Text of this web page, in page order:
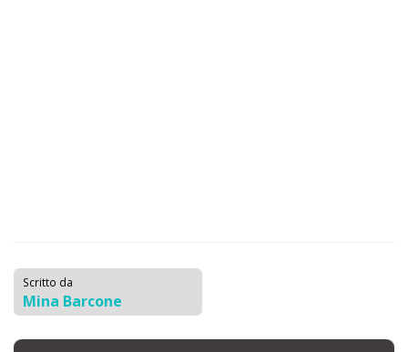
Scritto da
Mina Barcone